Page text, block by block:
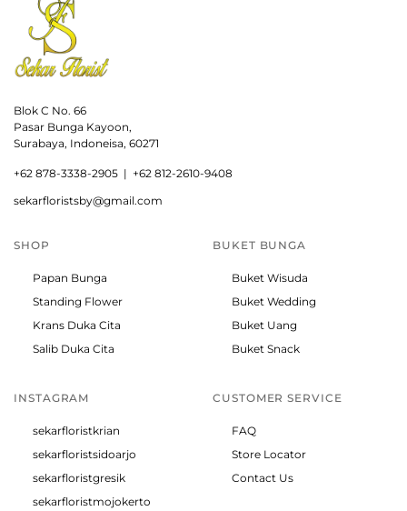
Blok C No. 66
Pasar Bunga Kayoon,
Surabaya, Indoneisa, 60271
+62 878-3338-2905 | +62 812-2610-9408
sekarfloristsby@gmail.com
SHOP
Papan Bunga
Standing Flower
Krans Duka Cita
Salib Duka Cita
BUKET BUNGA
Buket Wisuda
Buket Wedding
Buket Uang
Buket Snack
INSTAGRAM
sekarfloristkrian
sekarfloristsidoarjo
sekarfloristgresik
sekarfloristmojokerto
CUSTOMER SERVICE
FAQ
Store Locator
Contact Us